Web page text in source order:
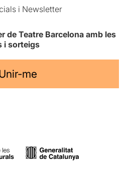
i Newsletter
de Teatre Barcelona amb les
i sorteigs
me